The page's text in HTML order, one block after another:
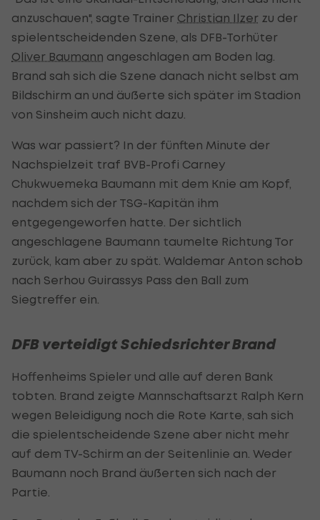
anzuschauen", sagte Trainer Christian Ilzer zu der
spielentscheidenden Szene, als DFB-Torhüter
Oliver Baumann angeschlagen am Boden lag.
Brand sah sich die Szene danach nicht selbst am
Bildschirm an und äußerte sich später im Stadion
von Sinsheim auch nicht dazu.
Was war passiert? In der fünften Minute der
Nachspielzeit traf BVB-Profi Carney
Chukwuemeka Baumann mit dem Knie am Kopf,
nachdem sich der TSG-Kapitän ihm
entgegengeworfen hatte. Der sichtlich
angeschlagene Baumann taumelte Richtung Tor
zurück, kam aber zu spät. Waldemar Anton schob
nach Serhou Guirassys Pass den Ball zum
Siegtreffer ein.
DFB verteidigt Schiedsrichter Brand
Hoffenheims Spieler und alle auf deren Bank
tobten. Brand zeigte Mannschaftsarzt Ralph Kern
wegen Beleidigung noch die Rote Karte, sah sich
die spielentscheidende Szene aber nicht mehr
auf dem TV-Schirm an der Seitenlinie an. Weder
Baumann noch Brand äußerten sich nach der
Partie.